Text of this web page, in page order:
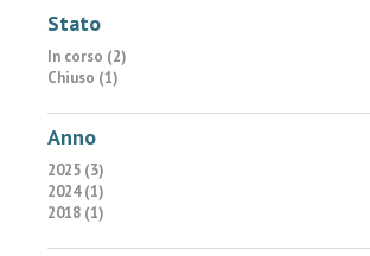
Stato
In corso (2)
Chiuso (1)
Anno
2025 (3)
2024 (1)
2018 (1)